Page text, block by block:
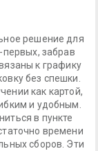
решение для
первых, забрав
к графику
без спешки.
как картой,
и удобным.
в пункте
времени
сборов. Эти